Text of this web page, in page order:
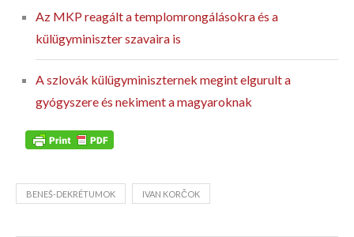
Az MKP reagált a templomrongálásokra és a
külügyminiszter szavaira is
A szlovák külügyminiszternek megint elgurult a
gyógyszere és nekiment a magyaroknak
BENEŠ-DEKRÉTUMOK IVAN KORČOK